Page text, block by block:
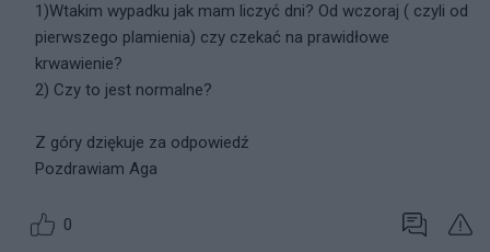
1)Wtakim wypadku jak mam liczyć dni? Od wczoraj ( czyli od
pierwszego plamienia) czy czekać na prawidłowe
krwawienie?
2) Czy to jest normalne?
Z góry dziękuje za odpowiedź
Pozdrawiam Aga
0